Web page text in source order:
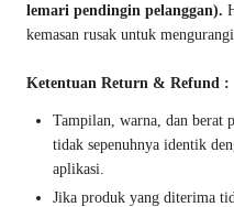
lemari pendingin pelanggan).
kemasan rusak untuk
Ketentuan Return & Refund :
Tampilan, warna, dan berat
tidak sepenuhnya identik
aplikasi.
Jika produk yang diterima